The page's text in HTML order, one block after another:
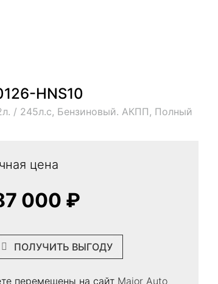
HNS10
/ 245л.с, Бензиновый. АКПП, Полный
цена
000 ₽
ПОЛУЧИТЬ ВЫГОДУ
перемещены на сайт Major Auto